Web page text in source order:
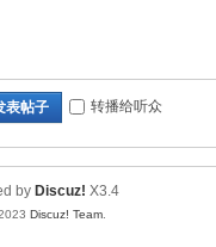
表帖子 转播给听众
by Discuz! X3.4
Discuz! Team